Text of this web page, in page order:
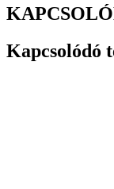
Kapcsolódó